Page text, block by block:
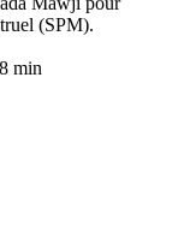
(SPM).
min